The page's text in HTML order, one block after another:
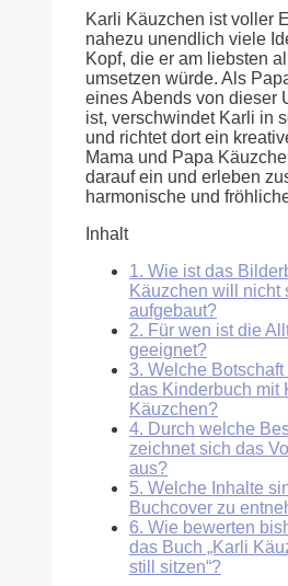
Karli Käuzchen ist voller
nahezu unendlich viele
Kopf, die er am liebsten
umsetzen würde. Als
eines Abends von dieser
ist, verschwindet Karli in
und richtet dort ein
Mama und Papa
darauf ein und erleben
harmonische und
Inhalt
1. Wie ist das
Käuzchen will nicht
aufgebaut?
2. Für wen ist die
geeignet?
3. Welche Botschaft
das Kinderbuch mit
Käuzchen?
4. Durch welche
zeichnet sich das
aus?
5. Welche Inhalte
Buchcover zu
6. Wie bewerten
das Buch „Karli
still sitzen“?